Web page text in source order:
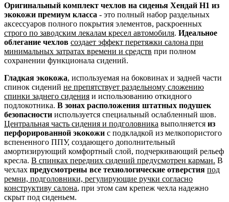
Оригинальный комплект чехлов на сиденья Хендай Н1 из
экокожи премиум класса - это полный набор раздельных
аксессуаров полного покрытия элементов, раскроенных
строго по заводским лекалам кресел автомобиля. Идеальное
облегание чехлов создает эффект перетяжки салона при
минимальных затратах времени и средств при полном
сохранении функционала сидений.
Гладкая экокожа, используемая на боковинах и задней части
спинок сидений не препятствует раздельному сложению
спинки заднего сидения и использованию откидного
подлокотника. В зонах расположения штатных подушек
безопасности используется специальный ослабленный шов.
Центральная часть сидения и подголовника выполняется из
перфорированной экокожи с подкладкой из мелкопористого
вспененного ППУ, создающего дополнительный
амортизирующий комфортный слой, подчеркивающий рельеф
кресла. В спинках передних сидений предусмотрен карман. В
чехлах предусмотрены все технологические отверстия под
ремни, подголовники, регулирующие ручки согласно
конструктиву салона, при этом сам крепеж чехла надежно
скрыт под сиденьем.